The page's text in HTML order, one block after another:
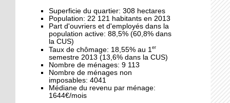
26 septembre 2019
La fête de rentrée de la
Montagne-Verte signe
son retour
25 septembre 2019
Le CSC Camille Claus
embauche des CDD pour
Superficie du quartier: 308 hectares
Population: 22 121 habitants en 2013
Part d'ouvriers et d'employés dans la
population active: 88,5% (60,8% dans
la CUS)
Taux de chômage: 18,55% au 1 er
semestre 2013 (13,6% dans la CUS)
Nombre de ménages: 9 113
Nombre de ménages non
imposables: 4041
Médiane du revenu par ménage:
1644€/mois